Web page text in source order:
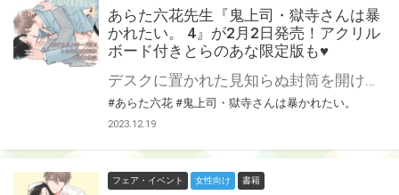
あらた六花先生『鬼上司・獄寺さんは暴
かれたい。 4』が2月2日発売！アクリル
ボード付きとらのあな限定版も♥
#あらた六花 #鬼上司・獄寺さんは暴かれたい。
2023.12.19
フェア・イベント 女性向け 書籍